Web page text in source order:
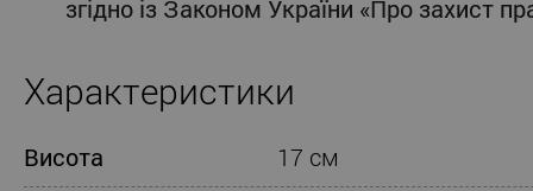
згідно із Законом України «Про захист
Характеристики
Висота
17 см